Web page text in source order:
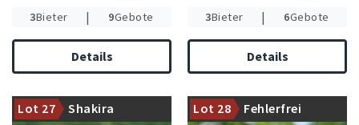
3Bieter | 9Gebote
Details
3Bieter | 6Gebote
Details
Lot 27 Shakira
Direkter Mutterstamm des
gekörten und international
erfolgreichen Dominique MJ
Lot 28 Fehlerfrei
Mutter ist Halbschwester zum
gekörten Fidelius